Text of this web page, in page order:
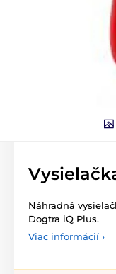
Náhradná
Dogtra iQ Plus.
Viac informácií ›